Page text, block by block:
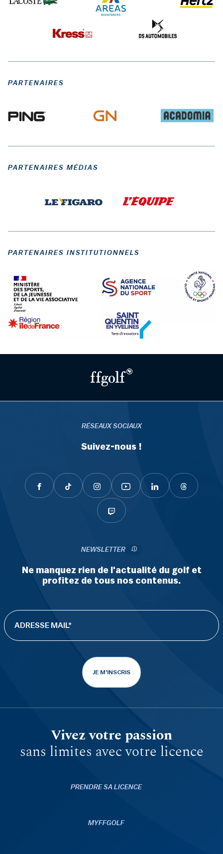
PARTENAIRES
PARTENAIRES MÉDIAS
PARTENAIRES INSTITUTIONNELS
RÉSEAUX SOCIAUX
Suivez-nous !
NEWSLETTER
Ne manquez rien de l'actualité du golf et
profitez de tous nos contenus.
JE M'INSCRIS
Vivez votre passion
sans limites avec votre licence
PRENDRE SA LICENCE
MYFFGOLF